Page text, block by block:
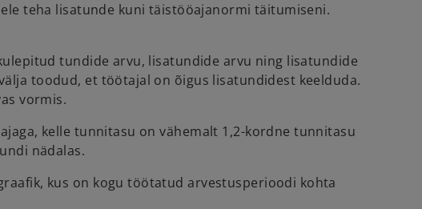
teha lisatunde kuni täistööajanormi täitumiseni.
tundide arvu, lisatundide arvu ning lisatundide
toodud, et töötajal on õigus lisatundidest keelduda.
vormis.
kelle tunnitasu on vähemalt 1,2-kordne tunnitasu
nädalas.
kus on kogu töötatud arvestusperioodi kohta